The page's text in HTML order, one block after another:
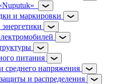
и маркировки
питания
среднего напряжения
и распределения